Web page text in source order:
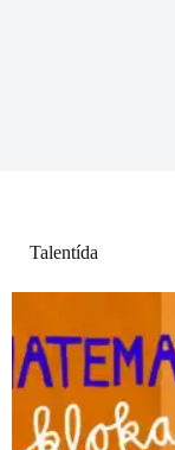
Talentída